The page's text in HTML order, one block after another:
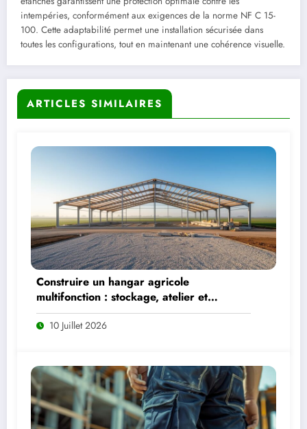
intempéries, conformément aux exigences de la norme NF C 15-
100. Cette adaptabilité permet une installation sécurisée dans
toutes les configurations, tout en maintenant une cohérence visuelle.
ARTICLES SIMILAIRES
Construire un hangar agricole
multifonction : stockage, atelier et
production d’énergie
10 Juillet 2026